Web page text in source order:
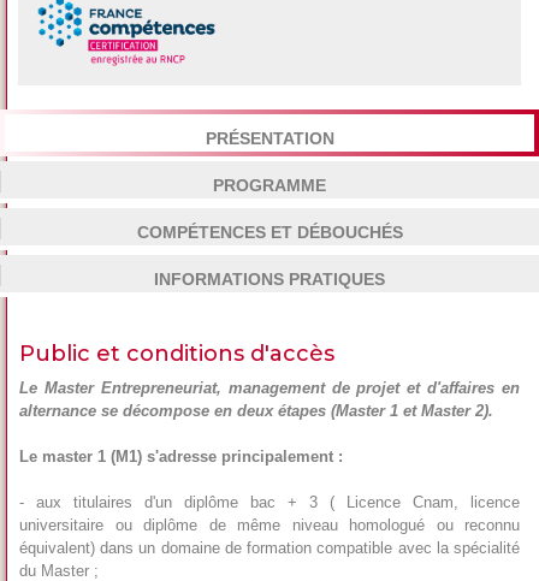
PRÉSENTATION
PROGRAMME
COMPÉTENCES ET DÉBOUCHÉS
INFORMATIONS PRATIQUES
Public et conditions d'accès
Le Master Entrepreneuriat, management de projet et d'affaires en
alternance se décompose en deux étapes (Master 1 et Master 2).
Le master 1 (M1) s'adresse principalement :
- aux titulaires d'un diplôme bac + 3 ( Licence Cnam, licence
universitaire ou diplôme de même niveau homologué ou reconnu
équivalent) dans un domaine de formation compatible avec la spécialité
du Master ;